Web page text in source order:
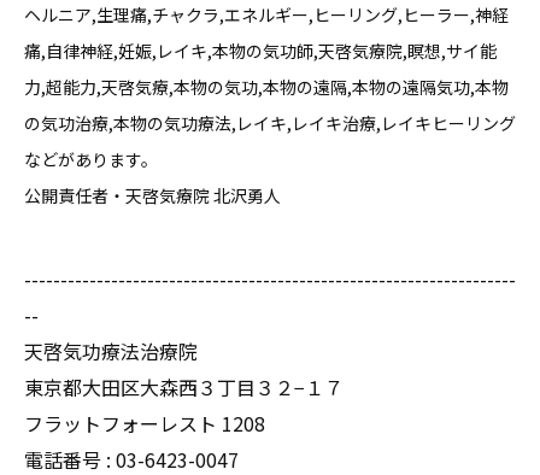
ヘルニア,生理痛,チャクラ,エネルギー,ヒーリング,ヒーラー,神経
痛,自律神経,妊娠,レイキ,本物の気功師,天啓気療院,瞑想,サイ能
力,超能力,天啓気療,本物の気功,本物の遠隔,本物の遠隔気功,本物
の気功治療,本物の気功療法,レイキ,レイキ治療,レイキヒーリング
などがあります。
公開責任者・天啓気療院 北沢勇人
--------------------------------------------------------------------
--
天啓気功療法治療院
東京都大田区大森西３丁目３２−１７
フラットフォーレスト 1208
電話番号 : 03-6423-0047